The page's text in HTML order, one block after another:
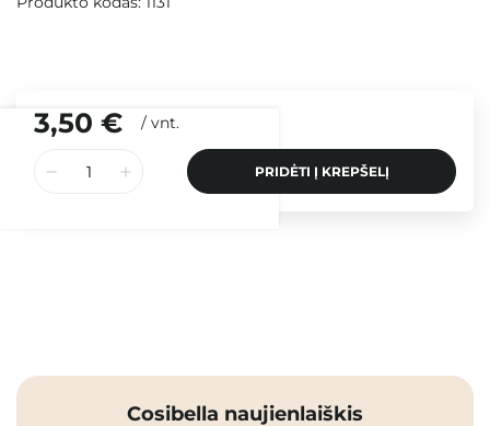
3,50 € / vnt.
PRIDĖTI Į KREPŠELĮ
Cosibella naujienlaiškis